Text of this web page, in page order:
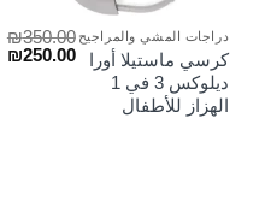
دراجات المشي والمراجيح
كرسي ماستيلا أورا
ديلوكس 3 في 1
الهزاز للأطفال
₪350.00
السعر ₪250.00